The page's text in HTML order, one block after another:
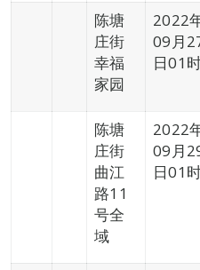
陈塘
庄街
幸福
家园
2022
09月
日01
陈塘
庄街
曲江
路11
号全
域
2022
09月
日01